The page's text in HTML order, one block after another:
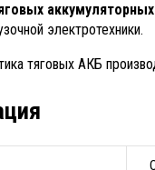
электротехники.
тяговых АКБ